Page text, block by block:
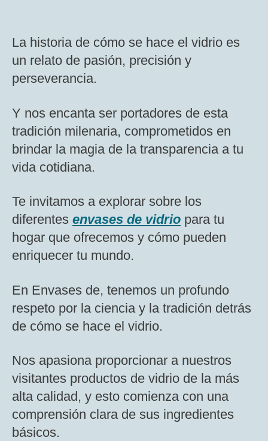
La historia de cómo se hace el vidrio es
un relato de pasión, precisión y
perseverancia.
Y nos encanta ser portadores de esta
tradición milenaria, comprometidos en
brindar la magia de la transparencia a tu
vida cotidiana.
Te invitamos a explorar sobre los
diferentes envases de vidrio para tu
hogar que ofrecemos y cómo pueden
enriquecer tu mundo.
En Envases de, tenemos un profundo
respeto por la ciencia y la tradición detrás
de cómo se hace el vidrio.
Nos apasiona proporcionar a nuestros
visitantes productos de vidrio de la más
alta calidad, y esto comienza con una
comprensión clara de sus ingredientes
básicos.